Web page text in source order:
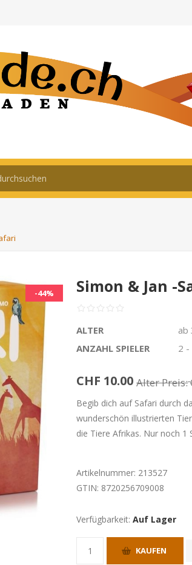
-44% Simon & Jan -
ALTER
ab
ANZAHL SPIELER
2 -
CHF 10.00 Alter Preis:
Begib dich auf Safari durch
wunderschön illustrierten
die Tiere Afrikas. Nur noch 1
Artikelnummer: 213527
GTIN: 8720256709008
Verfügbarkeit: Auf Lager
KAUFEN